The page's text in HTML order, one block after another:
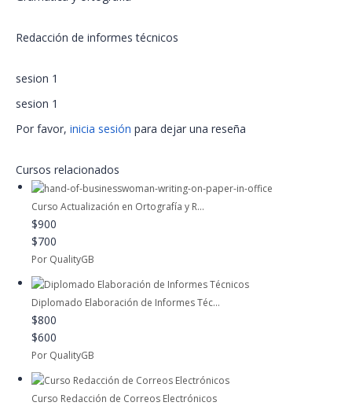
Redacción de informes técnicos
sesion 1
sesion 1
Por favor, inicia sesión para dejar una reseña
Cursos relacionados
Curso Actualización en Ortografía y R...
$900
$700
Por QualityGB
Diplomado Elaboración de Informes Téc...
$800
$600
Por QualityGB
Curso Redacción de Correos Electrónicos